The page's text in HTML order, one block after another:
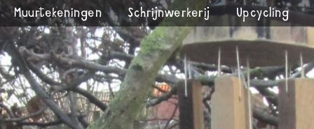
Muurtekeningen Schrijnwerkerij Upcycling